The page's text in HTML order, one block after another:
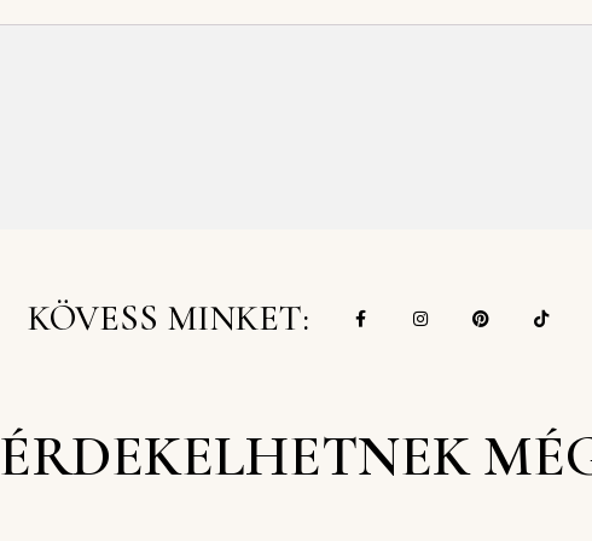
KÖVESS MINKET:
ÉRDEKELHETNEK